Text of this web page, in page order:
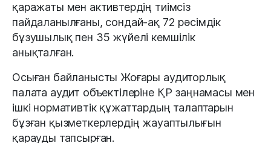
қаражаты мен активтердің тиімсіз
пайдаланылғаны, сондай-ақ 72 рәсімдік
бұзушылық пен 35 жүйелі кемшілік
анықталған.
Осыған байланысты Жоғары аудиторлық
палата аудит объектілеріне ҚР заңнамасы мен
ішкі нормативтік құжаттардың талаптарын
бұзған қызметкерлердің жауаптылығын
қарауды тапсырған.